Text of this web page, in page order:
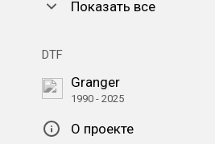
Показать все
DTF
Granger
1990 - 2025
О проекте